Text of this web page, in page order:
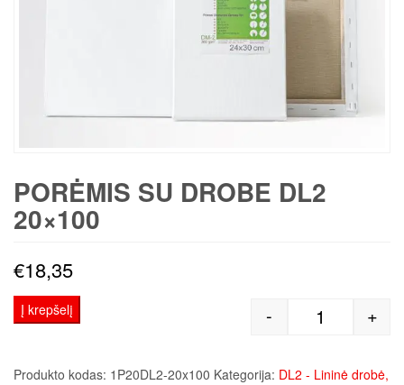
PORĖMIS SU DROBE DL2
20×100
€18,35
produkto
- +
Į krepšelį
Produkto kodas: 1P20DL2-20x100 Kategorija: DL2 - Lininė drobė,